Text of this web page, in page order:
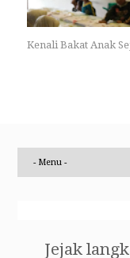
Kenali Bakat Anak
Jejak